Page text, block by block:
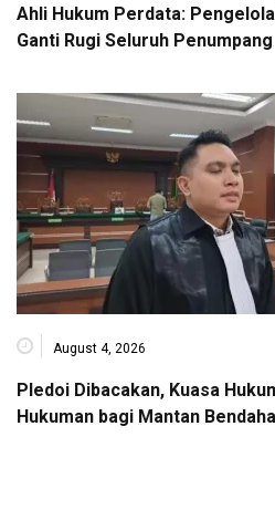
Ahli Hukum Perdata:
Ganti Rugi Seluruh Penumpang
August 4, 2026
Pledoi Dibacakan, Kuasa
Hukuman bagi Mantan